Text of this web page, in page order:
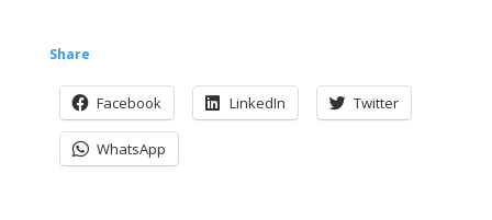
Share
Facebook LinkedIn Twitter
WhatsApp